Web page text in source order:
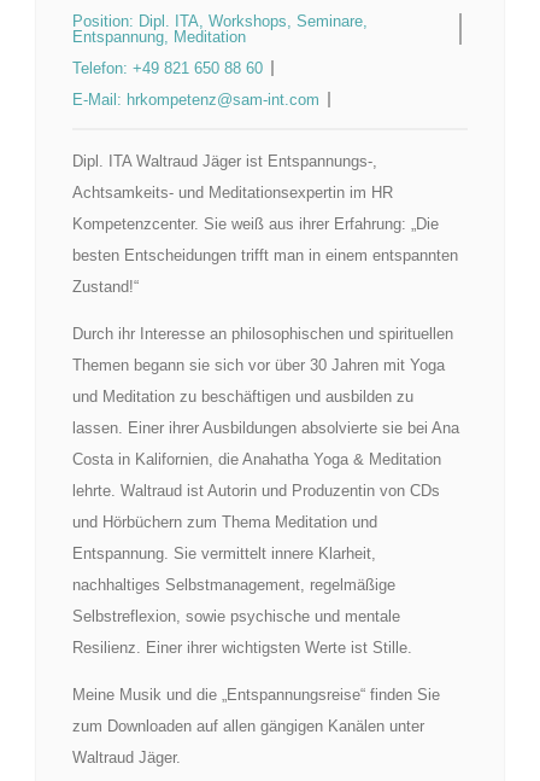
Position: Dipl. ITA, Workshops, Seminare,
Entspannung, Meditation
Telefon: +49 821 650 88 60
E-Mail: hrkompetenz@sam-int.com
Dipl. ITA Waltraud Jäger ist Entspannungs-,
Achtsamkeits- und Meditationsexpertin im HR
Kompetenzcenter. Sie weiß aus ihrer Erfahrung: „Die
besten Entscheidungen trifft man in einem entspannten
Zustand!“
Durch ihr Interesse an philosophischen und spirituellen
Themen begann sie sich vor über 30 Jahren mit Yoga
und Meditation zu beschäftigen und ausbilden zu
lassen. Einer ihrer Ausbildungen absolvierte sie bei Ana
Costa in Kalifornien, die Anahatha Yoga & Meditation
lehrte. Waltraud ist Autorin und Produzentin von CDs
und Hörbüchern zum Thema Meditation und
Entspannung. Sie vermittelt innere Klarheit,
nachhaltiges Selbstmanagement, regelmäßige
Selbstreflexion, sowie psychische und mentale
Resilienz. Einer ihrer wichtigsten Werte ist Stille.
Meine Musik und die „Entspannungsreise“ finden Sie
zum Downloaden auf allen gängigen Kanälen unter
Waltraud Jäger.